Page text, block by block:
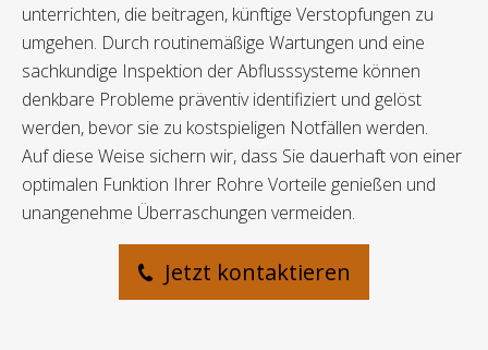
unterrichten, die beitragen, künftige Verstopfungen zu
umgehen. Durch routinemäßige Wartungen und eine
sachkundige Inspektion der Abflusssysteme können
denkbare Probleme präventiv identifiziert und gelöst
werden, bevor sie zu kostspieligen Notfällen werden.
Auf diese Weise sichern wir, dass Sie dauerhaft von einer
optimalen Funktion Ihrer Rohre Vorteile genießen und
unangenehme Überraschungen vermeiden.
Jetzt kontaktieren